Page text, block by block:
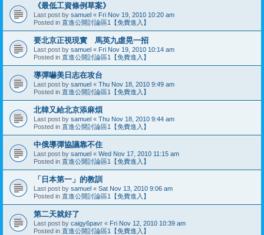
《最低工資條例草案》
Last post by samuel « Fri Nov 19, 2010 10:20 am
Posted in 直進公開討論區1【免費進入】
要北京正視現實 馬英九虛晃一招
Last post by samuel « Fri Nov 19, 2010 10:14 am
Posted in 直進公開討論區1【免費進入】
導彈嚇美日志在攻台
Last post by samuel « Thu Nov 18, 2010 9:49 am
Posted in 直進公開討論區1【免費進入】
北韓又給北京添麻煩
Last post by samuel « Thu Nov 18, 2010 9:44 am
Posted in 直進公開討論區1【免費進入】
中俄導彈協議靠不住
Last post by samuel « Wed Nov 17, 2010 11:15 am
Posted in 直進公開討論區1【免費進入】
「日本第一」的教訓
Last post by samuel « Sat Nov 13, 2010 9:06 am
Posted in 直進公開討論區1【免費進入】
第二天就好了
Last post by caigy6pavr « Fri Nov 12, 2010 10:39 am
Posted in 直進公開討論區1【免費進入】